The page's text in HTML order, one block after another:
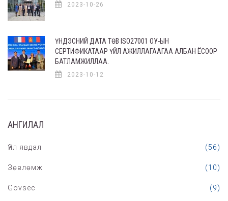
2023-10-26
ҮНДЭСНИЙ ДАТА ТӨВ ISO27001 ОУ-ЫН
СЕРТИФИКАТААР ҮЙЛ АЖИЛЛАГААГАА АЛБАН ЁСООР
БАТЛАМЖИЛЛАА.
2023-10-12
АНГИЛАЛ
Үйл явдал (56)
Зөвлөмж (10)
Govsec (9)